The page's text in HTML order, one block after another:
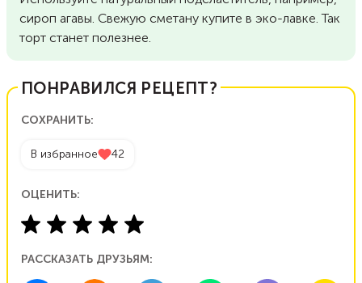
сироп агавы. Свежую сметану купите в эко-лавке. Так
торт станет полезнее.
ПОНРАВИЛСЯ РЕЦЕПТ?
СОХРАНИТЬ:
В избранное 42
ОЦЕНИТЬ:
РАССКАЗАТЬ ДРУЗЬЯМ: